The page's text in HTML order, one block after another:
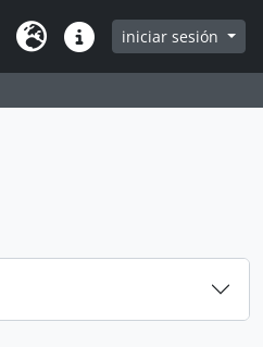
Idioma Enlaces rápidos
iniciar sesión